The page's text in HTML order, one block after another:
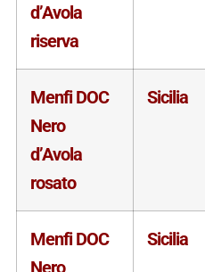
d’Avola
riserva
Menfi DOC
Nero
d’Avola
rosato
Sicilia
Menfi DOC
Nero
Sicilia